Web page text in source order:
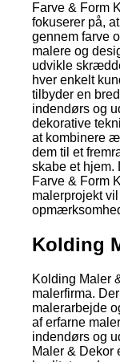
Farve & Form
fokuserer på,
gennem farve
malere og
udvikle
hver enkelt
tilbyder en
indendørs og
dekorative
at kombinere
dem til et
skabe et hjem.
Farve & Form
malerprojekt
Kolding
Kolding Maler
malerfirma.
malerarbejde
af erfarne
indendørs og
Maler & Dekor